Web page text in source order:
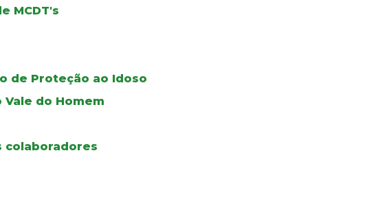
MCDT's
de Proteção ao Idoso
do Homem
colaboradores